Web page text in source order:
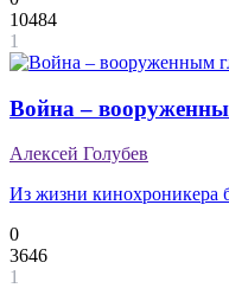
10484
1
Война –
Алексей Голубев
Из жизни кинохроникера
0
3646
1